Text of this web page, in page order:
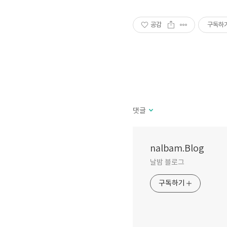
공감 구독하
댓글
nalbam.Blog
날밤 블로그
구독하기